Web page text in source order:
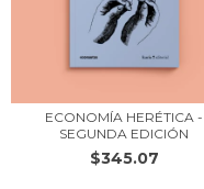
ECONOMÍA HERÉTICA -
SEGUNDA EDICIÓN
$345.07